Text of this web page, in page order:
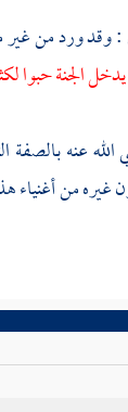
: وقد ورد من
الجنة حبوا
عنه
من أغنياء